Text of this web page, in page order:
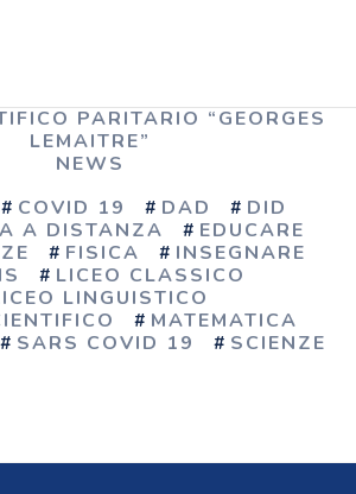
PARITARIO “GEORGES
LEMAITRE”
NEWS
COVID 19 DAD
DID
A DISTANZA
EDUCARE
FISICA
INSEGNARE
LICEO CLASSICO
LINGUISTICO
MATEMATICA
SARS COVID 19 SCIENZE